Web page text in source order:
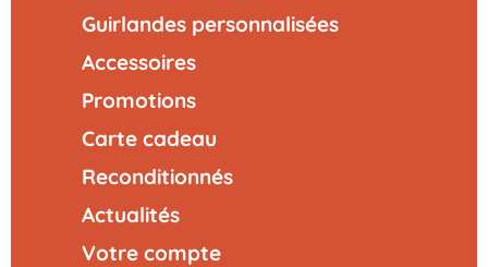
Guirlandes personnalisées
Accessoires
Promotions
Carte cadeau
Reconditionnés
Actualités
Votre compte